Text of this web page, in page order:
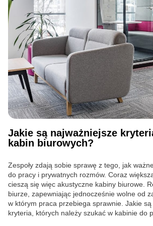
Jakie są najważniejsze
kabin biurowych?
Zespoły zdają sobie sprawę z tego, jak
do pracy i prywatnych rozmów. Coraz
cieszą się więc akustyczne kabiny biurowe.
biurze, zapewniając jednocześnie wolne od
w którym praca przebiega sprawnie. Jakie
kryteria, których należy szukać w kabinie do